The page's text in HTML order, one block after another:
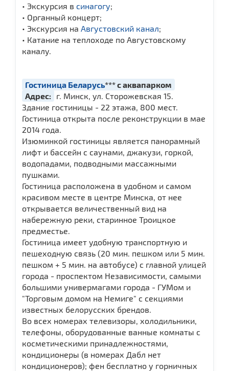
• Экскурсия в синагогу;
• Органный концерт;
• Экскурсия на Августовский канал;
• Катание на теплоходе по Августовскому
каналу.
Гостиница Беларусь*** с аквапарком
Адрес:
г. Минск, ул. Сторожевская 15.
Здание гостиницы - 22 этажа, 800 мест.
Гостиница открыта после реконструкции в мае
2014 года.
Изюминкой гостиницы является панорамный
лифт и бассейн с саунами, джакузи, горкой,
водопадами, подводными массажными
пушками.
Гостиница расположена в удобном и самом
красивом месте в центре Минска, от нее
открывается величественный вид на
набережную реки, старинное Троицкое
предместье.
Гостиница имеет удобную транспортную и
пешеходную связь (20 мин. пешком или 5 мин.
пешком + 5 мин. на автобусе) с главной улицей
города - проспектом Независимости, самыми
большими универмагами города - ГУМом и
"Торговым домом на Немиге" с секциями
известных белорусских брендов.
Во всех номерах телевизоры, холодильники,
телефоны, оборудованные ванные комнаты с
косметическими принадлежностями,
кондиционеры (в номерах Дабл нет
кондиционеров); фен бесплатно у горничных